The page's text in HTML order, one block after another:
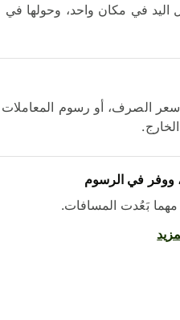
في مكان واحد، وحولها في
الصرف، أو رسوم المعاملات
في الرسوم
بَعُدت المسافات.